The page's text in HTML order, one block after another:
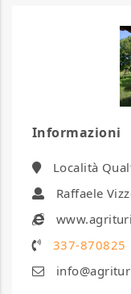
Informazioni
Località
Raffaele
337-870825